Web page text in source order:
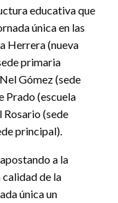
educativa que
única en las
Herrera (nueva
primaria
Gómez (sede
Prado (escuela
(sede
principal).
a la
calidad de la
única un